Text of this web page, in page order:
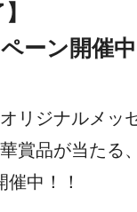
ーン開催中
リジナルメッ
賞品が当たる、
中！！